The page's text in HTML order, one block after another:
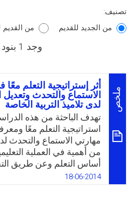
تصنيف:
من الجديد للقديم
من القديم
وجد 1 بنود
ملخص
أثر إستراتيجية التعلم
الاستماع والتحدث
لدى تلاميذ التربية الخاصة
تهدف الباحثة من هذه
استراتيجية التعلم معًا
مهارتي الاستماع والتحدث
من أهمية في العملية
أساس التعلم وعن طريق
يستطيع التلميذ توصيل ما
وافكار واراء إلى الآخرين،
18-06-2014